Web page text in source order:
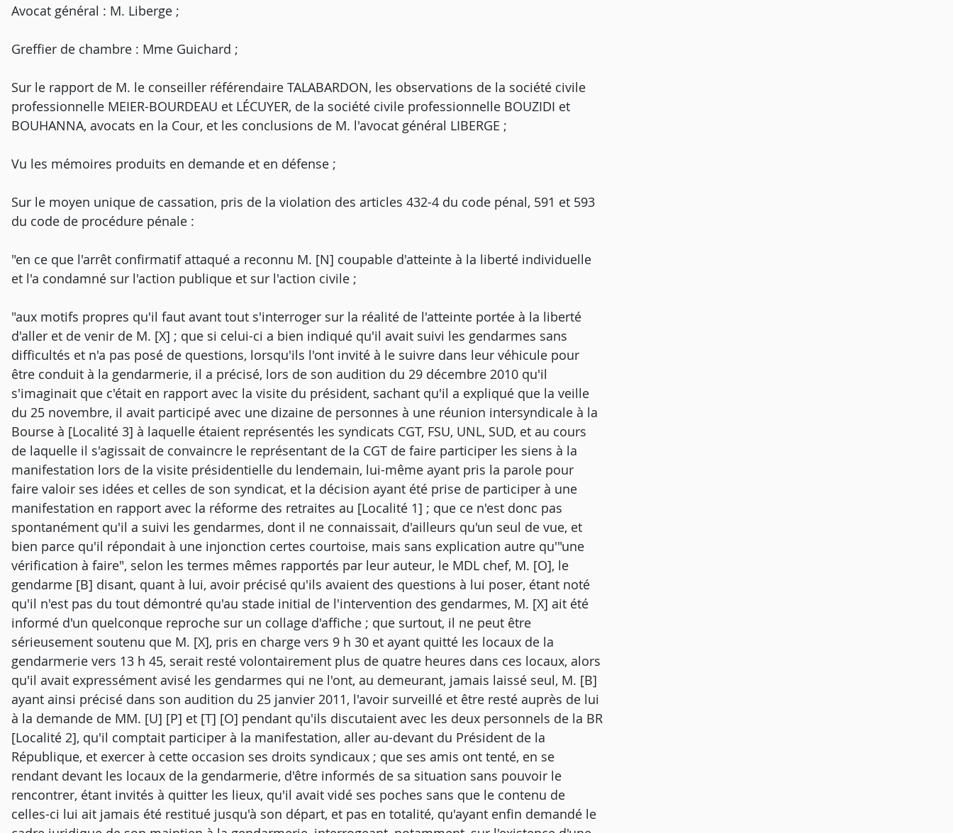
Avocat général : M. Liberge ;
Greffier de chambre : Mme Guichard ;
Sur le rapport de M. le conseiller référendaire TALABARDON, les observations de la société civile
professionnelle MEIER-BOURDEAU et LÉCUYER, de la société civile professionnelle BOUZIDI et
BOUHANNA, avocats en la Cour, et les conclusions de M. l'avocat général LIBERGE ;
Vu les mémoires produits en demande et en défense ;
Sur le moyen unique de cassation, pris de la violation des articles 432-4 du code pénal, 591 et 593
du code de procédure pénale :
"en ce que l'arrêt confirmatif attaqué a reconnu M. [N] coupable d'atteinte à la liberté individuelle
et l'a condamné sur l'action publique et sur l'action civile ;
"aux motifs propres qu'il faut avant tout s'interroger sur la réalité de l'atteinte portée à la liberté
d'aller et de venir de M. [X] ; que si celui-ci a bien indiqué qu'il avait suivi les gendarmes sans
difficultés et n'a pas posé de questions, lorsqu'ils l'ont invité à le suivre dans leur véhicule pour
être conduit à la gendarmerie, il a précisé, lors de son audition du 29 décembre 2010 qu'il
s'imaginait que c'était en rapport avec la visite du président, sachant qu'il a expliqué que la veille
du 25 novembre, il avait participé avec une dizaine de personnes à une réunion intersyndicale à la
Bourse à [Localité 3] à laquelle étaient représentés les syndicats CGT, FSU, UNL, SUD, et au cours
de laquelle il s'agissait de convaincre le représentant de la CGT de faire participer les siens à la
manifestation lors de la visite présidentielle du lendemain, lui-même ayant pris la parole pour
faire valoir ses idées et celles de son syndicat, et la décision ayant été prise de participer à une
manifestation en rapport avec la réforme des retraites au [Localité 1] ; que ce n'est donc pas
spontanément qu'il a suivi les gendarmes, dont il ne connaissait, d'ailleurs qu'un seul de vue, et
bien parce qu'il répondait à une injonction certes courtoise, mais sans explication autre qu'"une
vérification à faire", selon les termes mêmes rapportés par leur auteur, le MDL chef, M. [O], le
gendarme [B] disant, quant à lui, avoir précisé qu'ils avaient des questions à lui poser, étant noté
qu'il n'est pas du tout démontré qu'au stade initial de l'intervention des gendarmes, M. [X] ait été
informé d'un quelconque reproche sur un collage d'affiche ; que surtout, il ne peut être
sérieusement soutenu que M. [X], pris en charge vers 9 h 30 et ayant quitté les locaux de la
gendarmerie vers 13 h 45, serait resté volontairement plus de quatre heures dans ces locaux, alors
qu'il avait expressément avisé les gendarmes qui ne l'ont, au demeurant, jamais laissé seul, M. [B]
ayant ainsi précisé dans son audition du 25 janvier 2011, l'avoir surveillé et être resté auprès de lui
à la demande de MM. [U] [P] et [T] [O] pendant qu'ils discutaient avec les deux personnels de la BR
[Localité 2], qu'il comptait participer à la manifestation, aller au-devant du Président de la
République, et exercer à cette occasion ses droits syndicaux ; que ses amis ont tenté, en se
rendant devant les locaux de la gendarmerie, d'être informés de sa situation sans pouvoir le
rencontrer, étant invités à quitter les lieux, qu'il avait vidé ses poches sans que le contenu de
celles-ci lui ait jamais été restitué jusqu'à son départ, et pas en totalité, qu'ayant enfin demandé le